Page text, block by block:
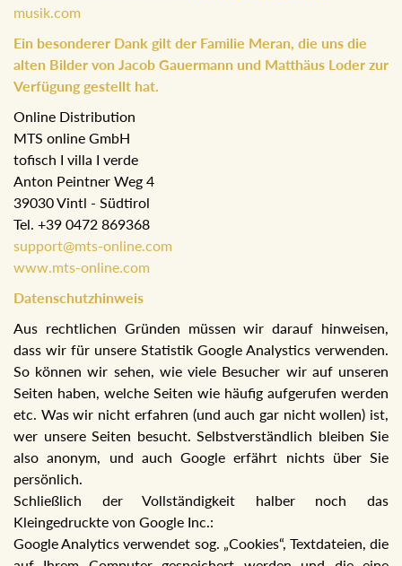
musik.com
Ein besonderer Dank gilt der Familie Meran, die uns die
alten Bilder von Jacob Gauermann und Matthäus Loder zur
Verfügung gestellt hat.
Online Distribution
MTS online GmbH
tofisch I villa I verde
Anton Peintner Weg 4
39030 Vintl - Südtirol
Tel. +39 0472 869368
support@mts-online.com
www.mts-online.com
Datenschutzhinweis
Aus rechtlichen Gründen müssen wir darauf hinweisen,
dass wir für unsere Statistik Google Analystics verwenden.
So können wir sehen, wie viele Besucher wir auf unseren
Seiten haben, welche Seiten wie häufig aufgerufen werden
etc. Was wir nicht erfahren (und auch gar nicht wollen) ist,
wer unsere Seiten besucht. Selbstverständlich bleiben Sie
also anonym, und auch Google erfährt nichts über Sie
persönlich.
Schließlich der Vollständigkeit halber noch das
Kleingedruckte von Google Inc.:
Google Analytics verwendet sog. „Cookies“, Textdateien, die